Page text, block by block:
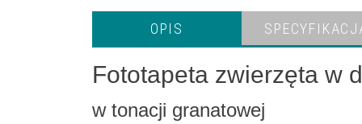
OPIS
Fototapeta zwierzęta w
w tonacji granatowej